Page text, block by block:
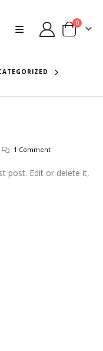
0
1 Comment
post. Edit or delete it,